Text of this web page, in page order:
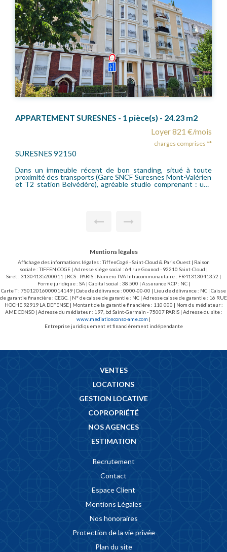
APPARTEMENT SURESNES - 1 pièce(s) - 24.23 m2
Loyer 821 €/mois
charges comprises **
SURESNES 92150
Dans un immeuble récent de bon standing, situé à toute
proximité des transports (Gare SNCF Suresnes Mont-Valérien
et T2 station Belvédère), agréable studio comprenant : une
Mentions légales
Affichage des informations légales : TiffenCogé - Saint-Cloud & Paris Ouest | Raison
sociale : TIFFEN COGE | Adresse siège social : 64 rue Gounod - 92210 Saint-Cloud |
Siret : 31304135200011 | RCS : PARIS | Numero TVA Intracommunautaire : FR41313041352 |
Forme juridique : SA | Capital social : 38 500 | Assurance RCP : NC |
Carte T : 75012016000014149 | Date de délivrance : 0000-00-00 | Lieu de délivrance : NC | Caisse
de garantie financière : CEGC. | N° de caisse de garantie : NC | Adresse caisse de garantie : 16 RUE
HOCHE 92919 LA DEFENSE | Montant de la garantie financière : 110 000 | Nom du médiateur :
AME CONSO | Adresse du médiateur : 197, bd Saint-Germain - 75007 PARIS | Adresse du site :
www.mediationconso-ame.com |
Entreprise juridiquement et financièrement indépendante
VENTES
LOCATIONS
GESTION LOCATIVE
COPROPRIÉTÉ
NOS AGENCES
ESTIMATION
Recrutement
Contact
Espace Client
Mentions Légales
Nos honoraires
Protection de la vie privée
Plan du site